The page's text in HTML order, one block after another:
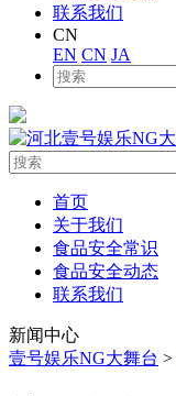
联系我们
CN
EN CN JA
首页
关于我们
食品安全常识
食品安全动态
联系我们
新闻中心
壹号娱乐NG大舞台 >